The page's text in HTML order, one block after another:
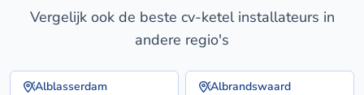
Vergelijk ook de beste cv-ketel installateurs in
andere regio's
Alblasserdam Albrandswaard